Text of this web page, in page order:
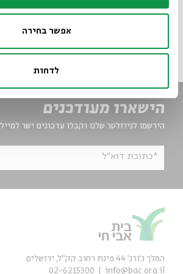
אפשר בחירה
לדחות
הישארו מעודכנים
הירשמו לניוזלטר שלנו וקבלו עדכונים ישר למייל
*כתובת דוא"ל
המלך ג'ורג' 44 פינת רחוב קק״ל, ירושלים
info@bac.org.il
02-6215300